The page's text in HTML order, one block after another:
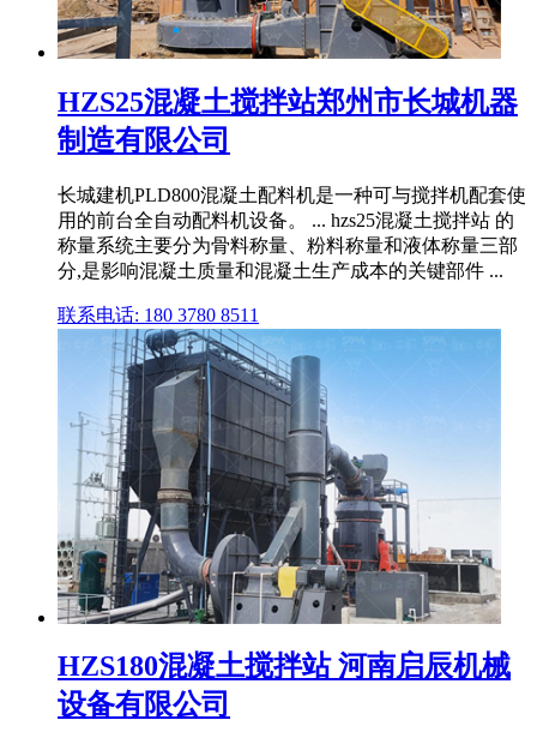
HZS25混凝土搅拌站郑州市长城机器
制造有限公司
长城建机PLD800混凝土配料机是一种可与搅拌机配套使
用的前台全自动配料机设备。 ... hzs25混凝土搅拌站 的
称量系统主要分为骨料称量、粉料称量和液体称量三部
分,是影响混凝土质量和混凝土生产成本的关键部件 ...
联系电话: 180 3780 8511
HZS180混凝土搅拌站 河南启辰机械
设备有限公司